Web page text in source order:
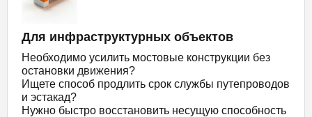
Для инфраструктурных объектов
Необходимо усилить мостовые конструкции без
остановки движения?
Ищете способ продлить срок службы путепроводов
и эстакад?
Нужно быстро восстановить несущую способность